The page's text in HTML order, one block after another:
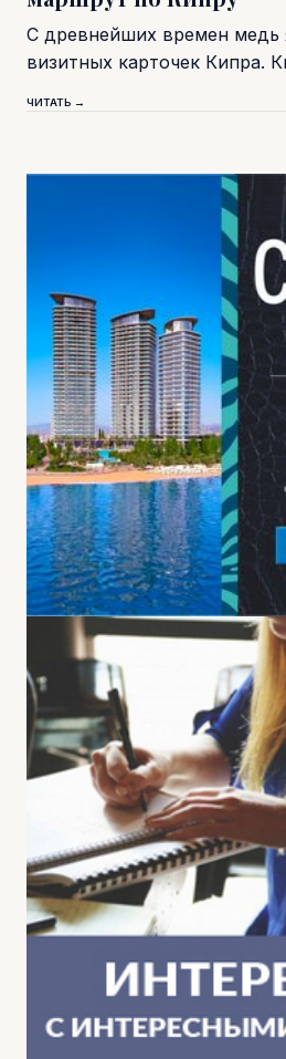
С древнейших времен медь
визитных карточек Кипра.
ЧИТАТЬ →